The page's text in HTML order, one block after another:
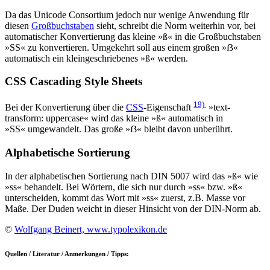
Da das Unicode Consortium jedoch nur wenige Anwendung für
diesen Großbuchstaben sieht, schreibt die Norm weiterhin vor, bei
automatischer Konvertierung das kleine »ß« in die Großbuchstaben
»SS« zu konvertieren. Umgekehrt soll aus einem großen »ẞ«
automatisch ein kleingeschriebenes »ß« werden.
CSS Cascading Style Sheets
Bei der Konvertierung über die CSS-Eigenschaft 19) »text-
transform: uppercase« wird das kleine »ß« automatisch in
»SS« umgewandelt. Das große »ẞ« bleibt davon unberührt.
Alphabetische Sortierung
In der alphabetischen Sortierung nach DIN 5007 wird das »ß« wie
»ss« behandelt. Bei Wörtern, die sich nur durch »ss« bzw. »ß«
unterscheiden, kommt das Wort mit »ss« zuerst, z.B. Masse vor
Maße. Der Duden weicht in dieser Hinsicht von der DIN-Norm ab.
© Wolfgang Beinert, www.typolexikon.de
Quellen / Literatur / Anmerkungen / Tipps: